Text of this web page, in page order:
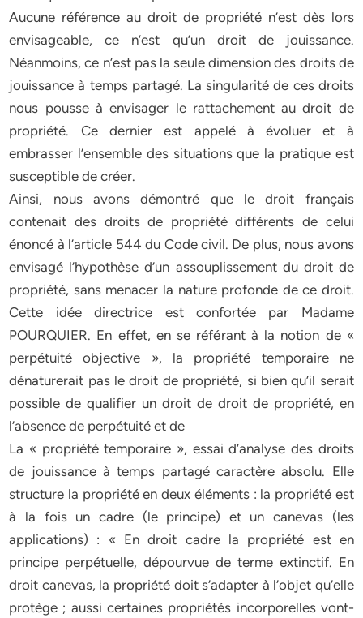
Aucune référence au droit de propriété n’est dès lors
envisageable, ce n’est qu’un droit de jouissance.
Néanmoins, ce n’est pas la seule dimension des droits de
jouissance à temps partagé. La singularité de ces droits
nous pousse à envisager le rattachement au droit de
propriété. Ce dernier est appelé à évoluer et à
embrasser l’ensemble des situations que la pratique est
susceptible de créer.
Ainsi, nous avons démontré que le droit français
contenait des droits de propriété différents de celui
énoncé à l’article 544 du Code civil. De plus, nous avons
envisagé l’hypothèse d’un assouplissement du droit de
propriété, sans menacer la nature profonde de ce droit.
Cette idée directrice est confortée par Madame
POURQUIER. En effet, en se référant à la notion de «
perpétuité objective », la propriété temporaire ne
dénaturerait pas le droit de propriété, si bien qu’il serait
possible de qualifier un droit de droit de propriété, en
l’absence de perpétuité et de
La « propriété temporaire », essai d’analyse des droits
de jouissance à temps partagé caractère absolu. Elle
structure la propriété en deux éléments : la propriété est
à la fois un cadre (le principe) et un canevas (les
applications) : « En droit cadre la propriété est en
principe perpétuelle, dépourvue de terme extinctif. En
droit canevas, la propriété doit s’adapter à l’objet qu’elle
protège ; aussi certaines propriétés incorporelles vont-